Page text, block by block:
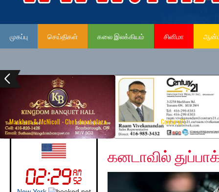
முகப்பு செய்திகள் கலை இலக்கியம் சினிமா
Markham & McNicoll - Chef depot plaza Century21
UK (London) Tuesday, December
கனடாவில்